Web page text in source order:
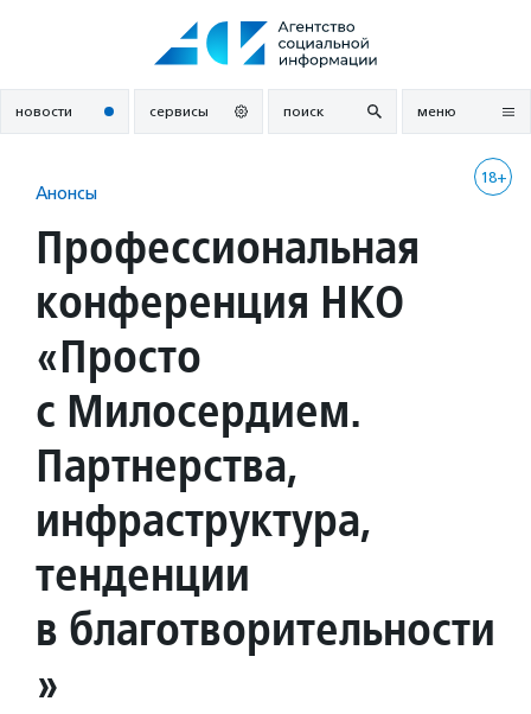
новости сервисы поиск меню
18+
Анонсы
Профессиональная
конференция НКО
«Просто
с Милосердием.
Партнерства,
инфраструктура,
тенденции
в благотворительности
»